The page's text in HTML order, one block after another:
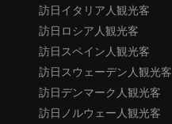
訪日イタリア人観光客
訪日ロシア人観光客
訪日スペイン人観光客
訪日スウェーデン人観光客
訪日デンマーク人観光客
訪日ノルウェー人観光客